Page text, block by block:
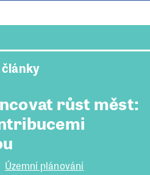
růst měst:
Územní plánování